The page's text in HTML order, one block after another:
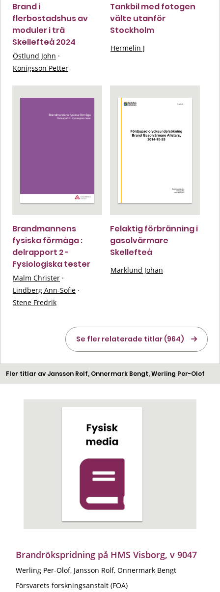
Brand i
flerbostadshus av
moduler i trä
Skellefteå 2024
Östlund John ·
Königsson Petter
Tankbil med fotogen
välte utanför
Stockholm
Hermelin J
Brandmannens
fysiska förmåga :
delrapport 2 -
Fysiologiska tester
Malm Christer ·
Lindberg Ann-Sofie ·
Stene Fredrik
Felaktig förbränning i
gasolvärmare
Skellefteå
Marklund Johan
Se fler relaterade titlar (964)
Fler titlar av Jansson Rolf, Onnermark Bengt, Werling Per-Olof
Brandrökspridning på HMS Visborg, v 9047
Werling Per-Olof, Jansson Rolf, Onnermark Bengt
Försvarets forskningsanstalt (FOA)